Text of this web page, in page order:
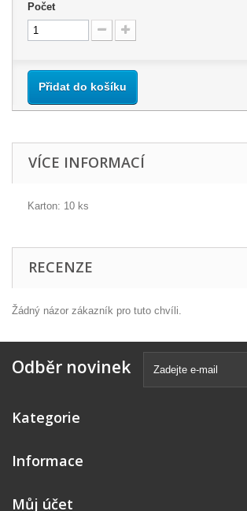
Počet
Přidat do košíku
VÍCE INFORMACÍ
Karton: 10 ks
RECENZE
Žádný názor zákazník pro tuto chvíli.
Odběr novinek
Kategorie
Informace
Můj účet